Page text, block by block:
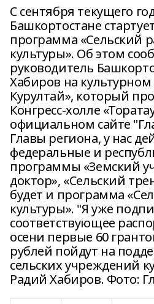
С сентября текущего
Башкортостане
программа «Сельский
культуры». Об этом
руководитель
Хабиров на
Курултай», который
Конгресс-холле
официальном сайте
Главы региона, у нас
федеральные и
программы «Земский
доктор», «Сельский
будет и программа
культуры». "Я уже
соответствующее
осени первые 60
рублей пойдут на
сельских учреждений
Радий Хабиров. Фото: